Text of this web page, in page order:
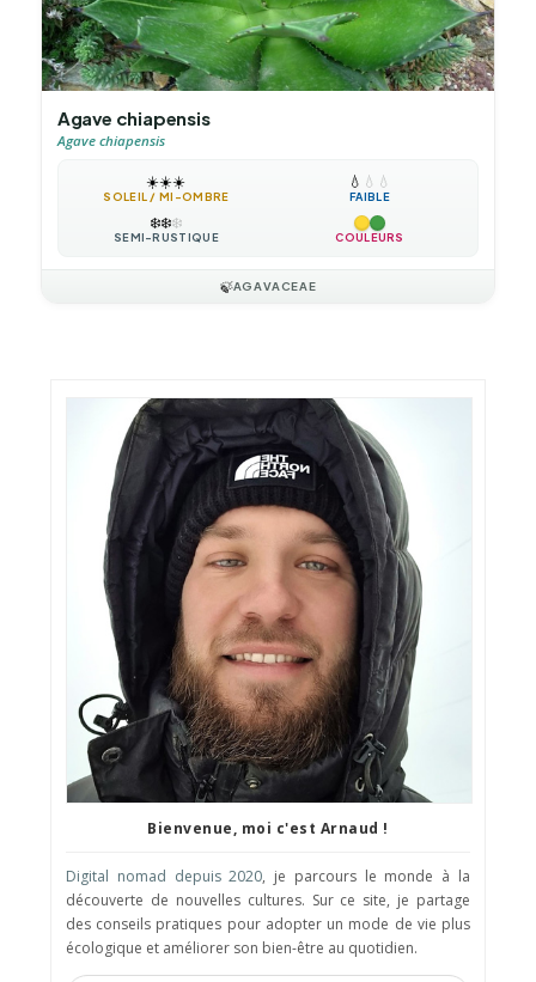
Agave chiapensis
Agave chiapensis
☀️☀️☀️
SOLEIL / MI-OMBRE
💧 💧 💧
FAIBLE
❄️❄️❄️
SEMI-RUSTIQUE COULEURS
🍃AGAVACEAE
Bienvenue, moi c'est Arnaud !
Digital nomad depuis 2020, je parcours le monde à la
découverte de nouvelles cultures. Sur ce site, je partage
des conseils pratiques pour adopter un mode de vie plus
écologique et améliorer son bien-être au quotidien.